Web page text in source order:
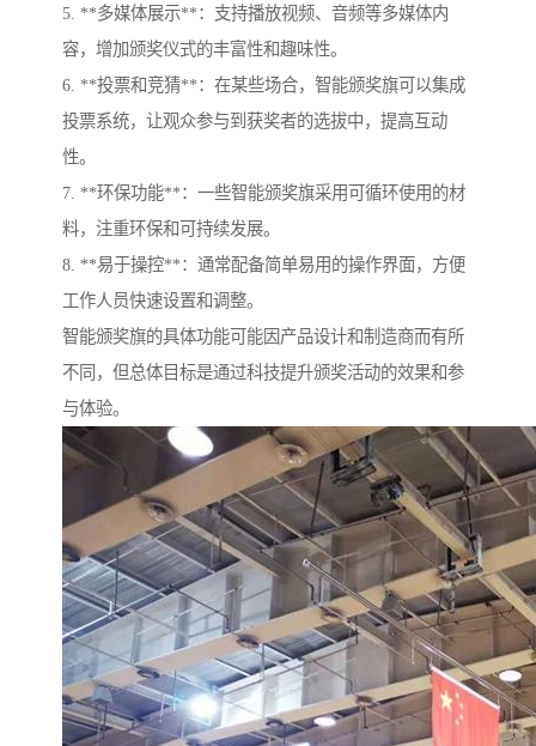
5. **多媒体展示**：支持播放视频、音频等多媒体内
容，增加颁奖仪式的丰富性和趣味性。
6. **投票和竞猜**：在某些场合，智能颁奖旗可以集成
投票系统，让观众参与到获奖者的选拔中，提高互动
性。
7. **环保功能**：一些智能颁奖旗采用可循环使用的材
料，注重环保和可持续发展。
8. **易于操控**：通常配备简单易用的操作界面，方便
工作人员快速设置和调整。
智能颁奖旗的具体功能可能因产品设计和制造商而有所
不同，但总体目标是通过科技提升颁奖活动的效果和参
与体验。